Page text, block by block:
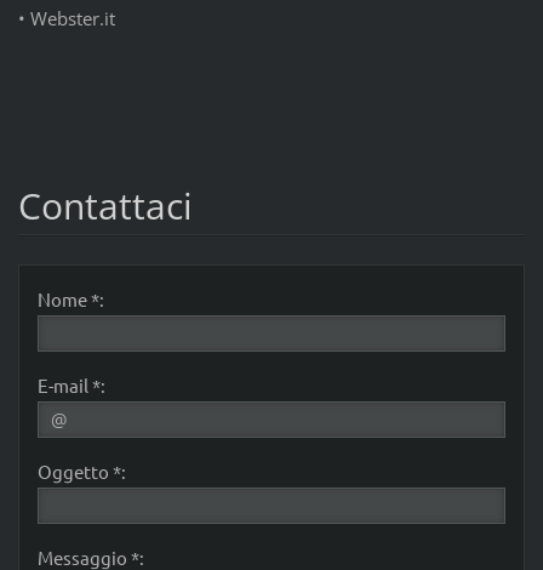
• Webster.it
Contattaci
Nome *:
E-mail *:
Oggetto *:
Messaggio *: